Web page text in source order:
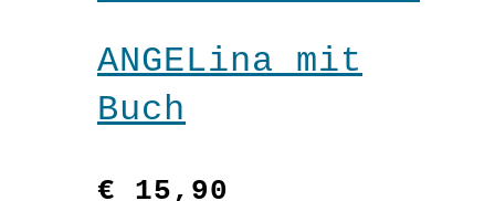
ANGELina mit
Buch
€ 15,90